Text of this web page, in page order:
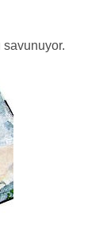
savunuyor.